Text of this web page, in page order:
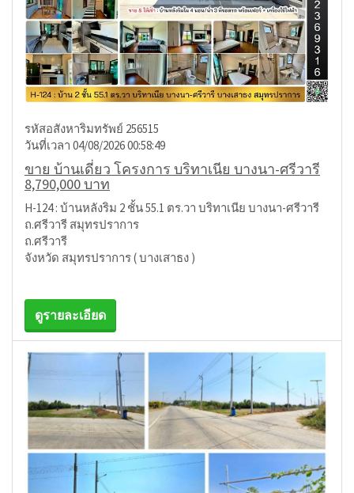
รหัสอสังหาริมทรัพย์ 256515
วันที่เวลา 04/08/2026 00:58:49
ขาย บ้านเดี่ยว โครงการ บริทาเนีย บางนา-ศรีวารี
8,790,000 บาท
H-124 : บ้านหลังริม 2 ชั้น 55.1 ตร.วา บริทาเนีย บางนา-ศรีวารี
ถ.ศรีวารี สมุทรปราการ
ถ.ศรีวารี
จังหวัด สมุทรปราการ ( บางเสาธง )
ดูรายละเอียด